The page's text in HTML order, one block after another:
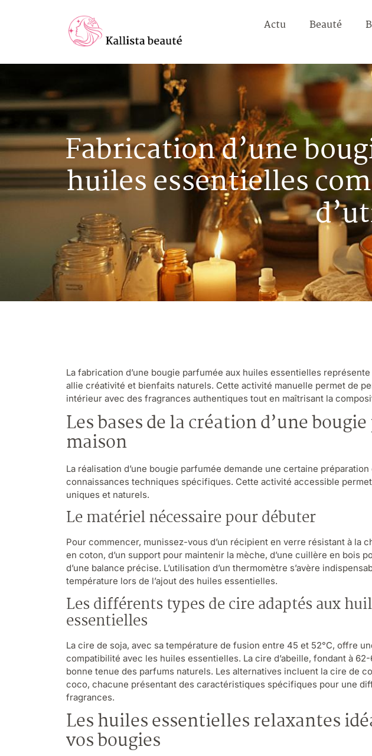
Actu Beauté
Fabrication d’une
huiles essentielles
La fabrication d’une bougie parfumée aux huiles essentielles
allie créativité et bienfaits naturels. Cette activité manuelle permet de
intérieur avec des fragrances authentiques tout en maîtrisant la
Les bases de la création d’une
maison
La réalisation d’une bougie parfumée demande une certaine préparation
connaissances techniques spécifiques. Cette activité accessible
uniques et naturels.
Le matériel nécessaire pour débuter
Pour commencer, munissez-vous d’un récipient en verre résistant à la
en coton, d’un support pour maintenir la mèche, d’une cuillère en bois
d’une balance précise. L’utilisation d’un thermomètre s’avère
température lors de l’ajout des huiles essentielles.
Les différents types de cire adaptés aux
essentielles
La cire de soja, avec sa température de fusion entre 45 et 52°C, offre
compatibilité avec les huiles essentielles. La cire d’abeille, fondant à
bonne tenue des parfums naturels. Les alternatives incluent la cire de
coco, chacune présentant des caractéristiques spécifiques pour une
fragrances.
Les huiles essentielles relaxantes
vos bougies